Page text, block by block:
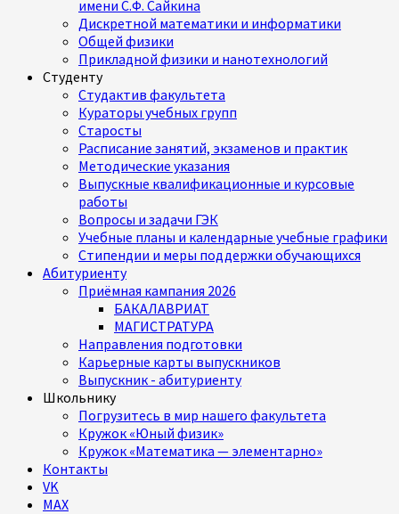
имени С.Ф. Сайкина
Дискретной математики и информатики
Общей физики
Прикладной физики и нанотехнологий
Студенту
Студактив факультета
Кураторы учебных групп
Старосты
Расписание занятий, экзаменов и практик
Методические указания
Выпускные квалификационные и курсовые
работы
Вопросы и задачи ГЭК
Учебные планы и календарные учебные графики
Стипендии и меры поддержки обучающихся
Абитуриенту
Приёмная кампания 2026
БАКАЛАВРИАТ
МАГИСТРАТУРА
Направления подготовки
Карьерные карты выпускников
Выпускник - абитуриенту
Школьнику
Погрузитесь в мир нашего факультета
Кружок «Юный физик»
Кружок «Математика — элементарно»
Контакты
VK
MAX